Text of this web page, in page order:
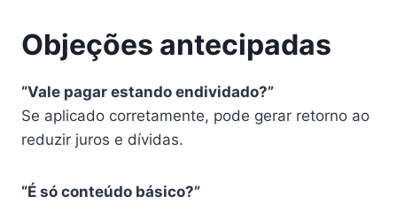
Objeções antecipadas
“Vale pagar estando endividado?”
Se aplicado corretamente, pode gerar retorno ao
reduzir juros e dívidas.
“É só conteúdo básico?”